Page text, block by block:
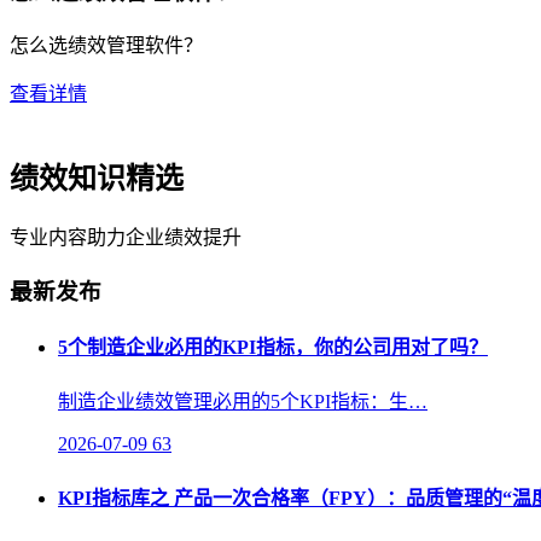
怎么选绩效管理软件？
查看详情
绩效知识精选
专业内容助力企业绩效提升
最新发布
5个制造企业必用的KPI指标，你的公司用对了吗？
制造企业绩效管理必用的5个KPI指标：生…
2026-07-09 63
KPI指标库之 产品一次合格率（FPY）：品质管理的“温